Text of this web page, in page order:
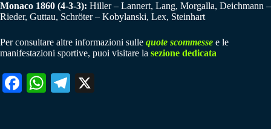
Monaco 1860 (4-3-3): Hiller – Lannert, Lang, Morgalla, Deichmann –
Rieder, Guttau, Schröter – Kobylanski, Lex, Steinhart
Per consultare altre informazioni sulle quote scommesse e le
manifestazioni sportive, puoi visitare la sezione dedicata
Fa W
Te